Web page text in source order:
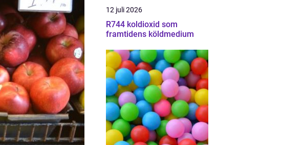
12 juli 2026
R744 koldioxid som
framtidens köldmedium